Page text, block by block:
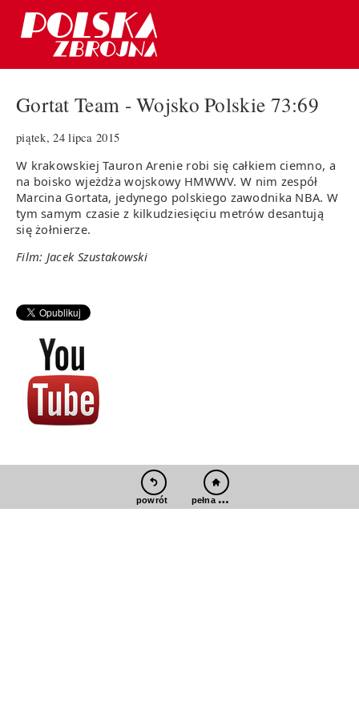
Gortat Team - Wojsko Polskie 73:69
piątek, 24 lipca 2015
W krakowskiej Tauron Arenie robi się całkiem ciemno, a
na boisko wjeżdża wojskowy HMWWV. W nim zespół
Marcina Gortata, jedynego polskiego zawodnika NBA. W
tym samym czasie z kilkudziesięciu metrów desantują
się żołnierze.
Film: Jacek Szustakowski
powrót pełna wersja